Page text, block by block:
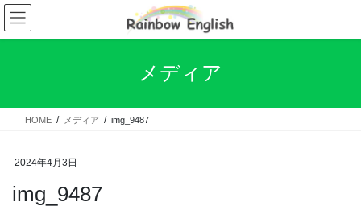
コ
ン
テ
ス
ナ
ビ
ゲ
ン
メディア
HOME メディア img_9487
2024年4月3日
img_9487